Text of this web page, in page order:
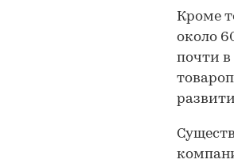
Кроме
около
почти в